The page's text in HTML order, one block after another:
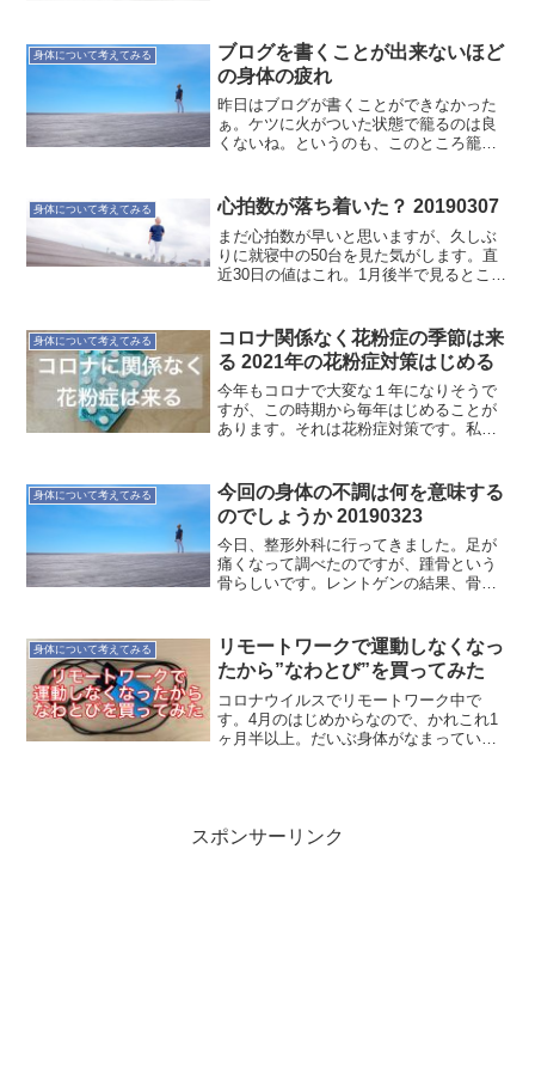
身体について考えてみる
ブログを書くことが出来ないほど
の身体の疲れ
昨日はブログが書くことができなかった
ぁ。ケツに火がついた状態で籠るのは良
くないね。というのも、このところ籠っ
首こりになりますね。そのなると寝ても
体調がイマイチ戻りきりら...
身体について考えてみる 心拍数が落ち着いた？ 20190307
まだ心拍数が早いと思いますが、久しぶ
りに就寝中の50台を見た気がします。直
近30日の値はこれ。1月後半で見るとこ
からなぁ。なんだろう？ただ今日は身体
が楽なことは確か。自...
身体について考えてみる
コロナ関係なく花粉症の季節は来
る 2021年の花粉症対策はじめる
今年もコロナで大変な１年になりそうで
すが、この時期から毎年はじめることが
あります。それは花粉症対策です。私の
現れるからです。日本気象協会の昨年予
測第2報によると、東京で...
身体について考えてみる
今回の身体の不調は何を意味する
のでしょうか 20190323
今日、整形外科に行ってきました。足が
痛くなって調べたのですが、踵骨という
骨らしいです。レントゲンの結果、骨に
た。いろいろ予定していましたが中止し
ました。強行しても良いこと...
身体について考えてみる
リモートワークで運動しなくなっ
たから”なわとび”を買ってみた
コロナウイルスでリモートワーク中で
す。4月のはじめからなので、かれこれ1
ヶ月半以上。だいぶ身体がなまっていま
スポンサーリンク